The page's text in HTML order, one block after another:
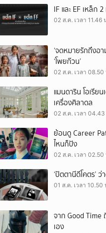
IF และ EF เหล็ก
02 ส.ค. เวลา 11.46
‘จดหมายรักถึงอ
‘โพยก๊วน’
02 ส.ค. เวลา 08.50
แมนดาริน โอเรีย
เครื่องศิลาดล
02 ส.ค. เวลา
ย้อนดู Career
ไหนก็ปัง
02 ส.ค. เวลา 02.50
‘ปัตตานีดีโคตร’
01 ส.ค. เวลา 10.50
จาก Good Time
เอง